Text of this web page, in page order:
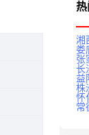
热
湘
娄
张
长
益
株
怀
常